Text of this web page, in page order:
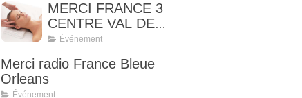
MERCI FRANCE 3
CENTRE VAL DE
LOIRE
Événement
Merci radio France Bleue
Orleans
Événement